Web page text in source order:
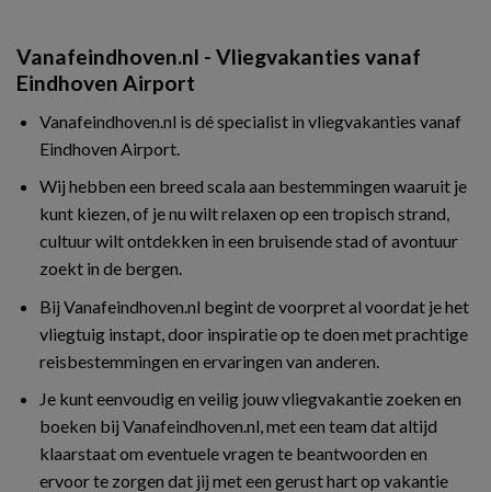
Vanafeindhoven.nl - Vliegvakanties vanaf
Eindhoven Airport
Vanafeindhoven.nl is dé specialist in vliegvakanties vanaf
Eindhoven Airport.
Wij hebben een breed scala aan bestemmingen waaruit je
kunt kiezen, of je nu wilt relaxen op een tropisch strand,
cultuur wilt ontdekken in een bruisende stad of avontuur
zoekt in de bergen.
Bij Vanafeindhoven.nl begint de voorpret al voordat je het
vliegtuig instapt, door inspiratie op te doen met prachtige
reisbestemmingen en ervaringen van anderen.
Je kunt eenvoudig en veilig jouw vliegvakantie zoeken en
boeken bij Vanafeindhoven.nl, met een team dat altijd
klaarstaat om eventuele vragen te beantwoorden en
ervoor te zorgen dat jij met een gerust hart op vakantie